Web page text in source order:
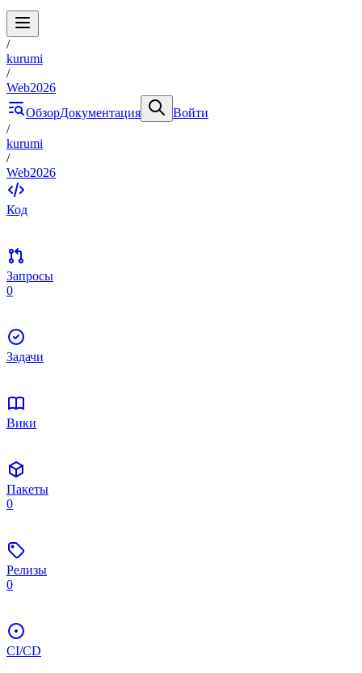
/
kurumi
/
Web2026
ОбзорДокументация
Войти
/
kurumi
/
Web2026
Код
Запросы
0
Задачи
Вики
Пакеты
0
Релизы
0
CI/CD